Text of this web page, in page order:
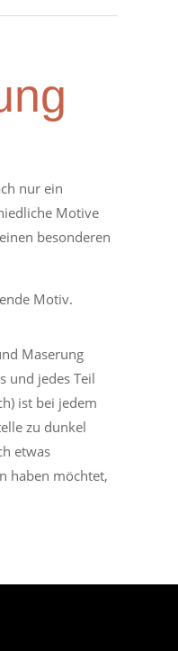
nur ein
Motive
besonderen
Motiv.
Maserung
und jedes Teil
ist bei jedem
zu dunkel
etwas
haben möchtet,